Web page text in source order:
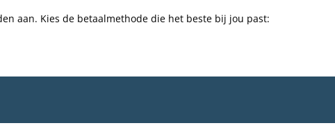
aan. Kies de betaalmethode die het beste bij jou past: